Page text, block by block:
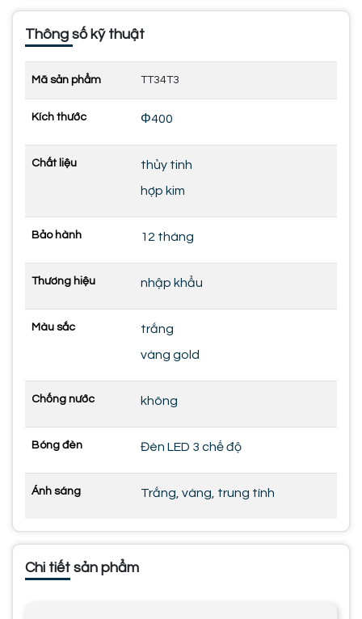
Thông số kỹ thuật
Mã sản phẩm TT34T3
Kích thước Φ400
Chất liệu
thủy tinh
hợp kim
Bảo hành 12 tháng
Thương hiệu nhập khẩu
Màu sắc
trắng
vàng gold
Chống nước không
Bóng đèn Đèn LED 3 chế độ
Ánh sáng Trắng, vàng, trung tính
Chi tiết sản phẩm